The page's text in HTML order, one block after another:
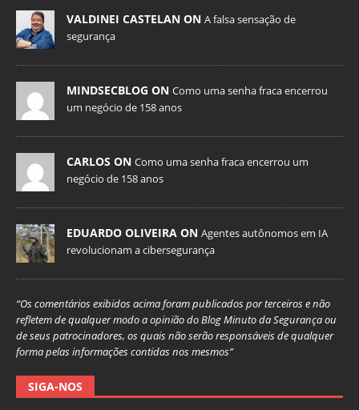
VALDINEI CASTELAN ON A falsa sensação de
segurança
MINDSECBLOG ON Como uma senha fraca encerrou
um negócio de 158 anos
CARLOS ON Como uma senha fraca encerrou um
negócio de 158 anos
EDUARDO OLIVEIRA ON Agentes autônomos em IA
revolucionam a cibersegurança
“Os comentários exibidos acima foram publicados por terceiros e não
refletem de qualquer modo a opinião do Blog Minuto da Segurança ou
de seus patrocinadores, os quais não serão responsáveis de qualquer
forma pelas informações contidas nos mesmos”
SIGA-NOS